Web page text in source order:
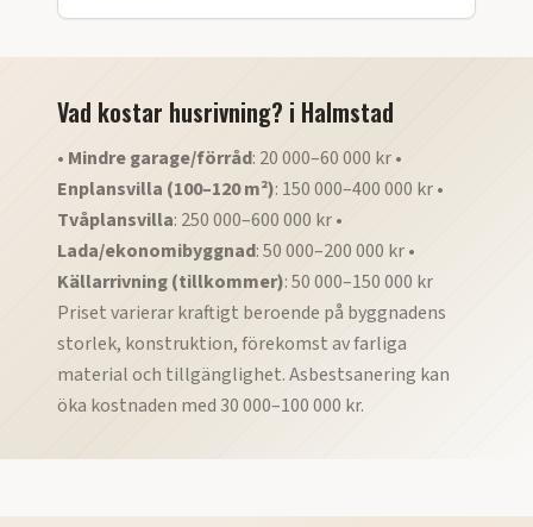
Vad kostar husrivning? i Halmstad
• Mindre garage/förråd: 20 000–60 000 kr •
Enplansvilla (100–120 m²): 150 000–400 000 kr •
Tvåplansvilla: 250 000–600 000 kr •
Lada/ekonomibyggnad: 50 000–200 000 kr •
Källarrivning (tillkommer): 50 000–150 000 kr
Priset varierar kraftigt beroende på byggnadens
storlek, konstruktion, förekomst av farliga
material och tillgänglighet. Asbestsanering kan
öka kostnaden med 30 000–100 000 kr.